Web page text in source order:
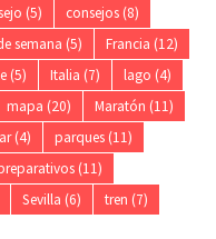
(5) consejos(8)
semana (5) Francia (12)
(5) Italia (7) lago (4)
mapa (20) Maratón (11)
(4) parques(11)
(11)
Sevilla (6) tren (7)